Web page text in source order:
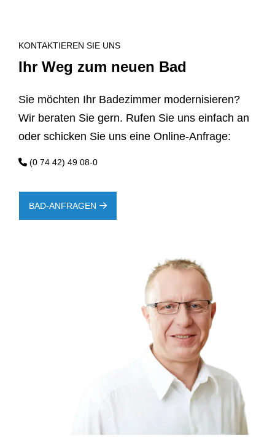
KONTAKTIEREN SIE UNS
Ihr Weg zum neuen Bad
Sie möchten Ihr Badezimmer modernisieren?
Wir beraten Sie gern. Rufen Sie uns einfach an
oder schicken Sie uns eine Online-Anfrage:
(0 74 42) 49 08-0
BAD-ANFRAGEN